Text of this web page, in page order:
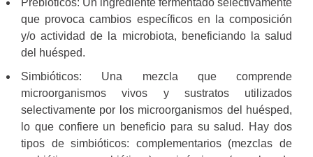
Prebióticos: Un ingrediente fermentado selectivamente
que provoca cambios específicos en la composición
y/o actividad de la microbiota, beneficiando la salud
del huésped.
Simbióticos: Una mezcla que comprende
microorganismos vivos y sustratos utilizados
selectivamente por los microorganismos del huésped,
lo que confiere un beneficio para su salud. Hay dos
tipos de simbióticos: complementarios (mezclas de